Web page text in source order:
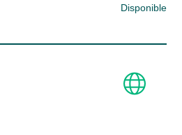
Disponible